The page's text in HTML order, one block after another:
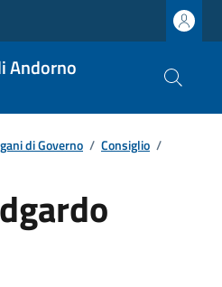
Andorno
di Governo / Consiglio /